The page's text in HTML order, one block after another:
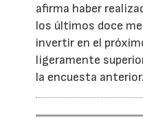
afirma haber
los últimos doce
invertir en el
ligeramente
la encuesta anterior.